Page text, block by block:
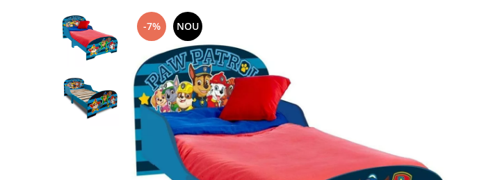
-7% NOU